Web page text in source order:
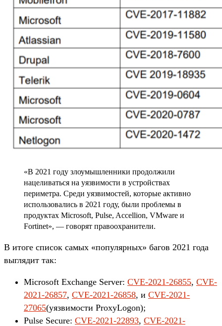
«В 2021 году злоумышленники продолжили
нацеливаться на уязвимости в устройствах
периметра. Среди уязвимостей, которые активно
использовались в 2021 году, были проблемы в
продуктах Microsoft, Pulse, Accellion, VMware и
Fortinet», — говорят правоохранители.
В итоге список самых «популярных» багов 2021 года
выглядит так:
Microsoft Exchange Server: CVE-2021-26855, CVE-
2021-26857, CVE-2021-26858, и CVE-2021-
27065(уязвимости ProxyLogon);
Pulse Secure: CVE-2021-22893, CVE-2021-